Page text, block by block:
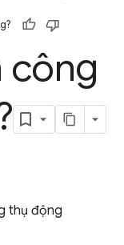
công
thụ động